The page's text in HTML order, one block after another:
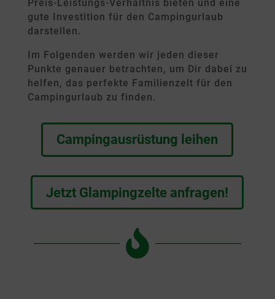
Preis-Leistungs-Verhältnis bieten und eine
gute Investition für den Campingurlaub
darstellen.
Im Folgenden werden wir jeden dieser
Punkte genauer betrachten, um Dir dabei zu
helfen, das perfekte Familienzelt für den
Campingurlaub zu finden.
Campingausrüstung leihen
Jetzt Glampingzelte anfragen!
